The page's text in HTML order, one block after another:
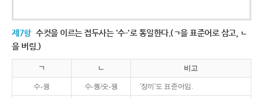
제7항 수컷을 이르는 접두사는 '수-'로 통일한다.(ㄱ을 표준어로 삼고, ㄴ
을 버림.)
ㄱ ㄴ 비고
수-꿩 수-퀑/숫-꿩 '장끼'도 표준어임.